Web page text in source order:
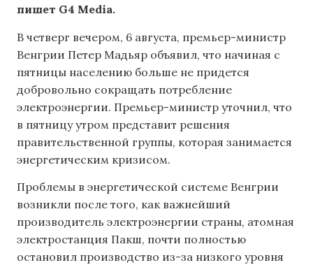
пишет G4 Media.
В четверг вечером, 6 августа, премьер-министр
Венгрии Петер Мадьяр объявил, что начиная с
пятницы населению больше не придется
добровольно сокращать потребление
электроэнергии. Премьер-министр уточнил, что
в пятницу утром представит решения
правительственной группы, которая занимается
энергетическим кризисом.
Проблемы в энергетической системе Венгрии
возникли после того, как важнейший
производитель электроэнергии страны, атомная
электростанция Пакш, почти полностью
остановил производство из-за низкого уровня